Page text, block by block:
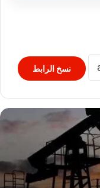
نسخ الرابط